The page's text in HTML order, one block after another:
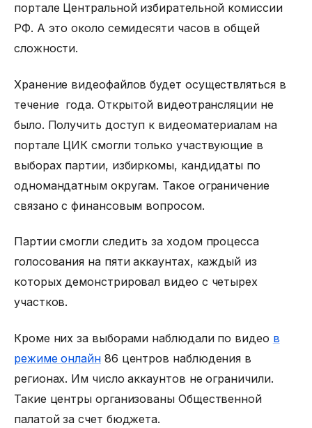
портале Центральной избирательной комиссии
РФ. А это около семидесяти часов в общей
сложности.
Хранение видеофайлов будет осуществляться в
течение года. Открытой видеотрансляции не
было. Получить доступ к видеоматериалам на
портале ЦИК смогли только участвующие в
выборах партии, избиркомы, кандидаты по
одномандатным округам. Такое ограничение
связано с финансовым вопросом.
Партии смогли следить за ходом процесса
голосования на пяти аккаунтах, каждый из
которых демонстрировал видео с четырех
участков.
Кроме них за выборами наблюдали по видео в
режиме онлайн86 центров наблюдения в
регионах. Им число аккаунтов не ограничили.
Такие центры организованы Общественной
палатой за счет бюджета.